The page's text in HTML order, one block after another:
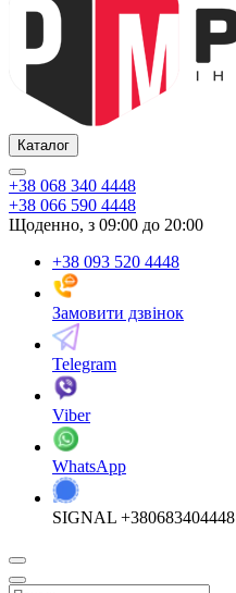
Каталог
+38 068 340 4448
+38 066 590 4448
Щоденно, з 09:00 до 20:00
+38 093 520 4448
Замовити дзвінок
Telegram
Viber
WhatsApp
SIGNAL +380683404448